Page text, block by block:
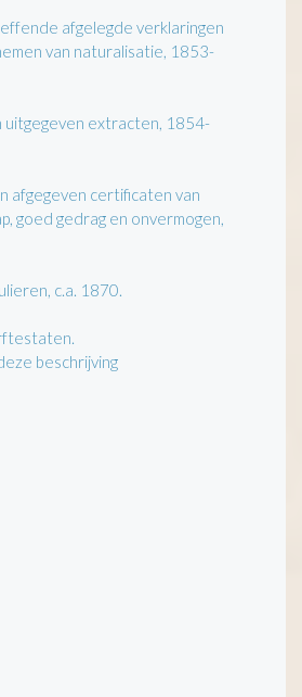
afgelegde verklaringen
van naturalisatie, 1853-
uitgegeven extracten, 1854-
afgegeven certificaten van
goed gedrag en onvermogen,
c.a. 1870.
beschrijving